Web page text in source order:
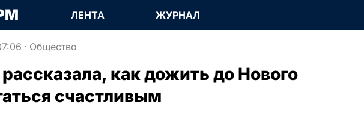
ЛЕНТА ЖУРНАЛ
· Общество
как дожить до Нового
счастливым